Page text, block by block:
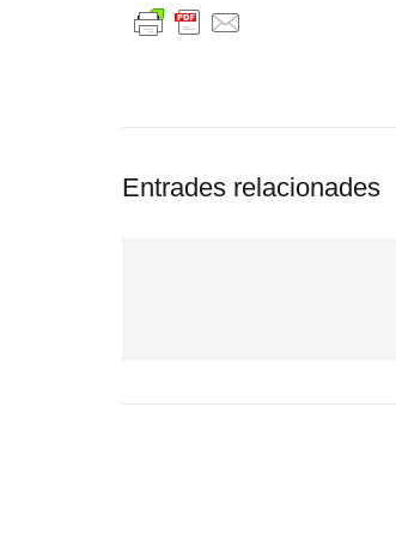
Entrades relacionades